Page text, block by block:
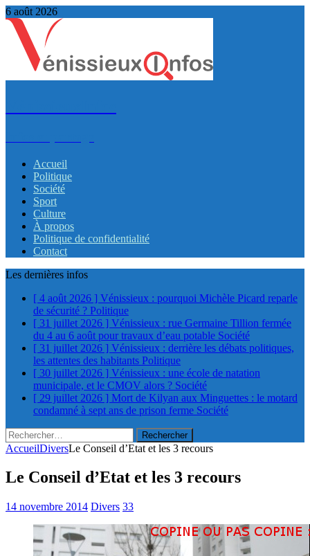
6 août 2026
Accueil
Politique
Société
Sport
Culture
À propos
Politique de confidentialité
Contact
Les dernières infos
[ 4 août 2026 ] Vénissieux : pourquoi Michèle Picard reparle
de sécurité ? Politique
[ 31 juillet 2026 ] Vénissieux : rue Germaine Tillion fermée
du 4 au 6 août pour travaux d’eau potable Société
[ 31 juillet 2026 ] Vénissieux : derrière les débats politiques,
les attentes des habitants Politique
[ 30 juillet 2026 ] Vénissieux : une école de natation
municipale, et le CMOV alors ? Société
[ 29 juillet 2026 ] Mort de Kilyan aux Minguettes : le motard
condamné à sept ans de prison ferme Société
Rechercher :
AccueilDiversLe Conseil d’Etat et les 3 recours
Le Conseil d’Etat et les 3 recours
14 novembre 2014 Divers 33